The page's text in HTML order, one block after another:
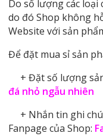
là:
15.000₫.
tại
là:
Do số lượng các
do đó Shop không
Website với sản
Để đặt mua sỉ sản
+ Đặt số lượng sản
đá nhỏ ngẫu nhiên
+ Nhắn tin ghi chú
Fanpage của Shop: